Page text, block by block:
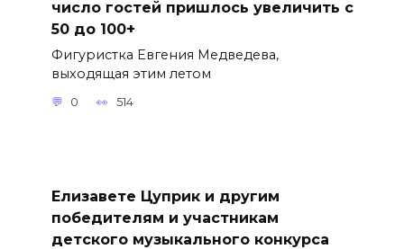
число гостей пришлось увеличить с
50 до 100+
Фигуристка Евгения Медведева,
выходящая этим летом
0 514
Елизавете Цуприк и другим
победителям и участникам
детского музыкального конкурса